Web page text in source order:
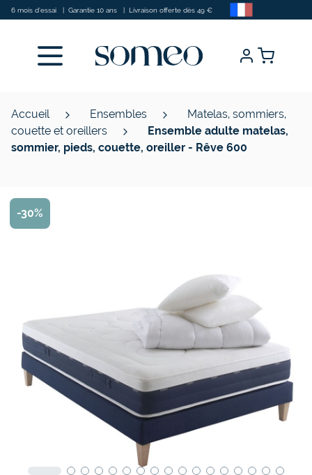
Allez au contenu
6 mois d’essai | Garantie 10 ans | Livraison offerte dès 49 €
Accueil Ensembles
Matelas, sommiers,
couette et oreillers
Ensemble adulte matelas,
sommier, pieds, couette, oreiller - Rêve 600
-30%